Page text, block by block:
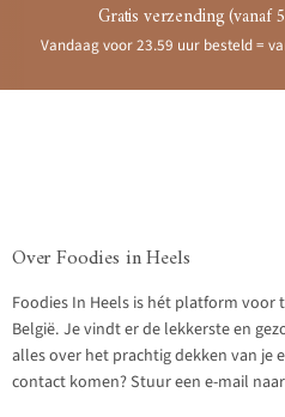
Gratis verzending (vanaf
Vandaag voor 23.59 uur besteld =
Over Foodies in Heels
Foodies In Heels is hét platform voor
België. Je vindt er de lekkerste en
alles over het prachtig dekken van je
contact komen? Stuur een e-mail